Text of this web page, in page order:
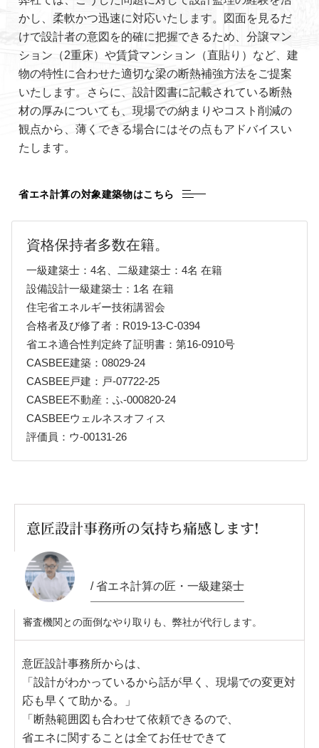
かし、柔軟かつ迅速に対応いたします。図面を見るだ
けで設計者の意図を的確に把握できるため、分譲マン
ション（2重床）や賃貸マンション（直貼り）など、建
物の特性に合わせた適切な梁の断熱補強方法をご提案
いたします。さらに、設計図書に記載されている断熱
材の厚みについても、現場での納まりやコスト削減の
観点から、薄くできる場合にはその点もアドバイスい
たします。
省エネ計算の対象建築物はこちら
資格保持者多数在籍。
一級建築士：4名、二級建築士：4名 在籍
設備設計一級建築士：1名 在籍
住宅省エネルギー技術講習会
合格者及び修了者：R019-13-C-0394
省エネ適合性判定終了証明書：第16-0910号
CASBEE建築：08029-24
CASBEE戸建：戸-07722-25
CASBEE不動産：ふ-000820-24
CASBEEウェルネスオフィス
評価員：ウ-00131-26
意匠設計事務所の気持ち痛感します!
/ 省エネ計算の匠・一級建築士
審査機関との面倒なやり取りも、弊社が代行します。
意匠設計事務所からは、
「設計がわかっているから話が早く、現場での変更対
応も早くて助かる。」
「断熱範囲図も合わせて依頼できるので、
省エネに関することは全てお任せできて